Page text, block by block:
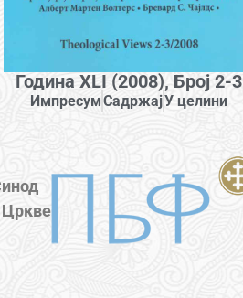
Година XLI (2008), Број 2-3
ИмпресумСадржајУ целини
Цркве